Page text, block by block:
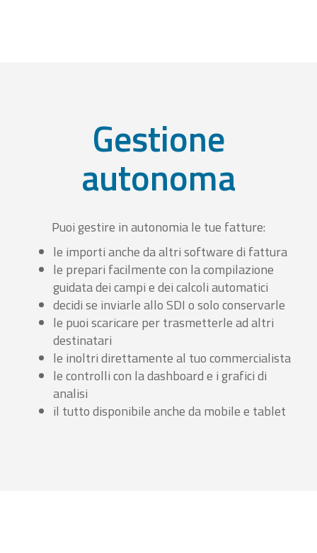
Gestione
autonoma
Puoi gestire in autonomia le tue fatture:
le importi anche da altri software di fattura
le prepari facilmente con la compilazione
guidata dei campi e dei calcoli automatici
decidi se inviarle allo SDI o solo conservarle
le puoi scaricare per trasmetterle ad altri
destinatari
le inoltri direttamente al tuo commercialista
le controlli con la dashboard e i grafici di
analisi
il tutto disponibile anche da mobile e tablet